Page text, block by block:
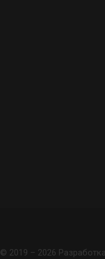
© 2019 – 2026